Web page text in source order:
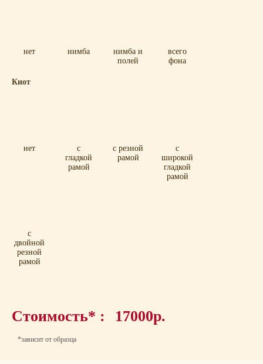
нет нимба
нимба и
полей
всего
фона
Киот
нет
с
гладкой
рамой
с резной
рамой
с
широкой
гладкой
рамой
с
двойной
резной
рамой
Стоимость* : 17000р.
*зависит от образца